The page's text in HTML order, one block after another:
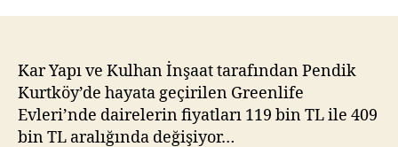
bin
TL’ye
konut!
Kar Yapı ve Kulhan İnşaat tarafından Pendik
Kurtköy’de hayata geçirilen Greenlife
Evleri’nde dairelerin fiyatları 119 bin TL ile 409
bin TL aralığında değişiyor…